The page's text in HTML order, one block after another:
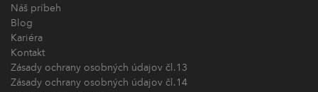
Náš príbeh
Blog
Kariéra
Kontakt
Zásady ochrany osobných údajov čl.13
Zásady ochrany osobných údajov čl.14